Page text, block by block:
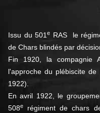
Issu du 501 e RAS le
de Chars blindés par
Fin 1920, la compagnie
l'approche du plébiscite
1922).
En avril 1922, le
508e
régiment de chars